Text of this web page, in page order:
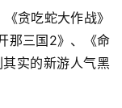
贪吃蛇大作战》
那三国2》、《命
实的新游人气黑